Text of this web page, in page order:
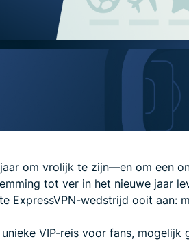
om vrolijk te zijn—en om een
tot ver in het nieuwe jaar
ExpressVPN-wedstrijd ooit aan:
VIP-reis voor fans,